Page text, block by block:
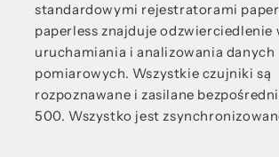
standardowymi rejestratorami
paperless znajduje odzwierciedlenie
uruchamiania i analizowania danych
pomiarowych. Wszystkie czujniki są
rozpoznawane i zasilane
500. Wszystko jest